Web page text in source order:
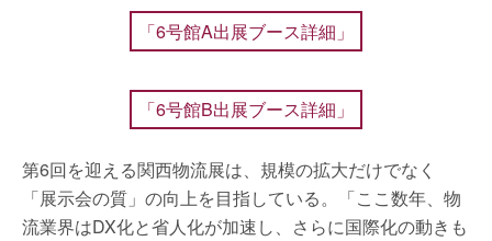
「6号館A出展ブース詳細」
「6号館B出展ブース詳細」
第6回を迎える関西物流展は、規模の拡大だけでなく
「展示会の質」の向上を目指している。「ここ数年、物
流業界はDX化と省人化が加速し、さらに国際化の動きも